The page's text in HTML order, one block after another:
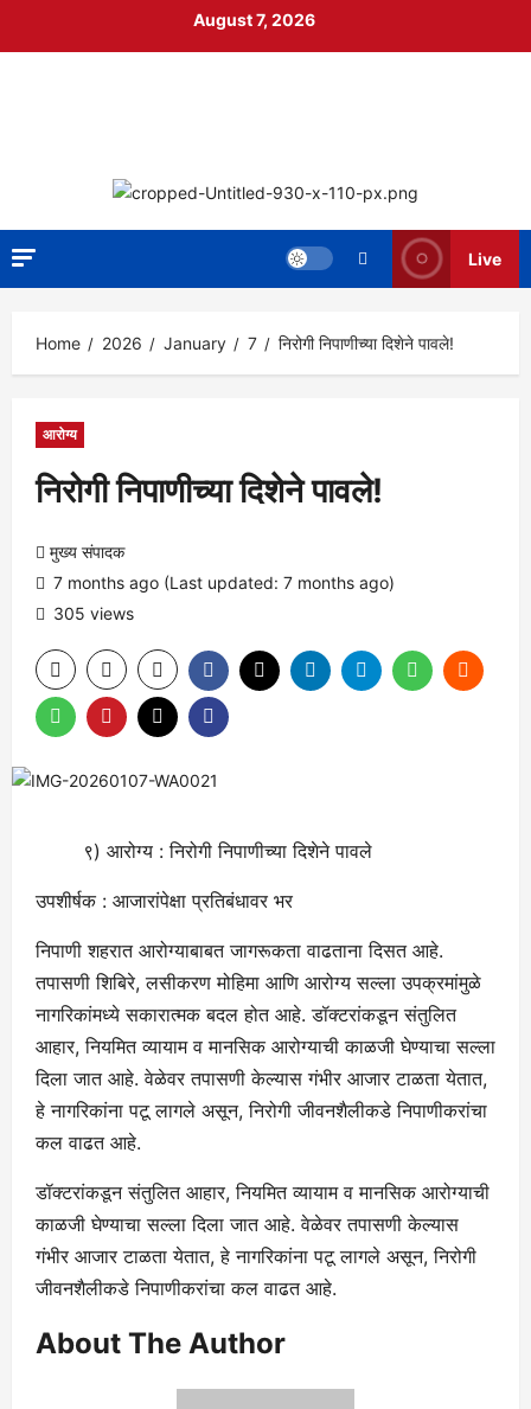
August 7, 2026
Live
Home 2026 January 7 निरोगी निपाणीच्या दिशेने पावले!
आरोग्य
निरोगी निपाणीच्या दिशेने पावले!
मुख्य संपादक
7 months ago (Last updated: 7 months ago)
305 views
९) आरोग्य : निरोगी निपाणीच्या दिशेने पावले
उपशीर्षक : आजारांपेक्षा प्रतिबंधावर भर
निपाणी शहरात आरोग्याबाबत जागरूकता वाढताना दिसत आहे.
तपासणी शिबिरे, लसीकरण मोहिमा आणि आरोग्य सल्ला उपक्रमांमुळे
नागरिकांमध्ये सकारात्मक बदल होत आहे. डॉक्टरांकडून संतुलित
आहार, नियमित व्यायाम व मानसिक आरोग्याची काळजी घेण्याचा सल्ला
दिला जात आहे. वेळेवर तपासणी केल्यास गंभीर आजार टाळता येतात,
हे नागरिकांना पटू लागले असून, निरोगी जीवनशैलीकडे निपाणीकरांचा
कल वाढत आहे.
डॉक्टरांकडून संतुलित आहार, नियमित व्यायाम व मानसिक आरोग्याची
काळजी घेण्याचा सल्ला दिला जात आहे. वेळेवर तपासणी केल्यास
गंभीर आजार टाळता येतात, हे नागरिकांना पटू लागले असून, निरोगी
जीवनशैलीकडे निपाणीकरांचा कल वाढत आहे.
About The Author